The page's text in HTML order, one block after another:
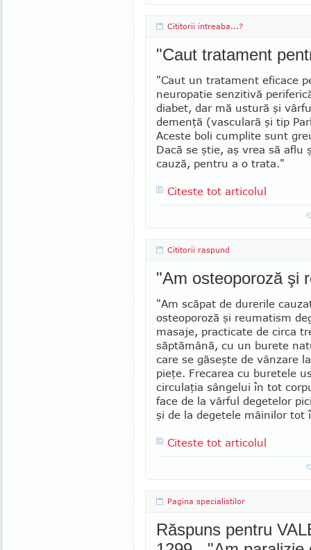
Cititorii intreaba...?
"Caut tratament
"Caut un tratament eficace
neuropatie senzitivă
diabet, dar mă ustură şi
demenţă (vascu­lară şi tip
Aceste boli cumplite sunt
Dacă se ştie, aş vrea să aflu
cauză, pentru a o trata."
Citeste tot articolul
Cititorii raspund
"Am osteoporoză şi
"Am scăpat de durerile
osteoporoză şi reumatism
masaje, practicate de circa
săptămână, cu un burete
care se găseşte de vânzare
pieţe. Frecarea cu buretele
circu­laţia sângelui în tot
face de la vârful de­getelor
şi de la degetele mâi­nilor tot
Citeste tot articolul
Pagina specialistilor
Răspuns pentru